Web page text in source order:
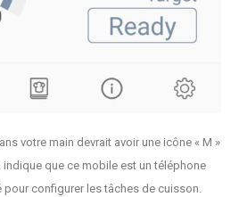
votre main devrait avoir une icône « M »
indique que ce mobile est un téléphone
configurer les tâches de cuisson.